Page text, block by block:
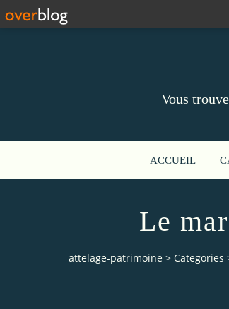
Vous
ACCUEIL
Le
attelage-patrimoine > Categories